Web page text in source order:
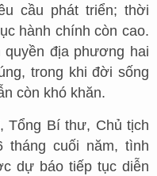
cầu phát triển; thời
hành chính còn cao.
địa phương hai
trong khi đời sống
còn khó khăn.
Tổng Bí thư, Chủ tịch
tháng cuối năm, tình
dự báo tiếp tục diễn